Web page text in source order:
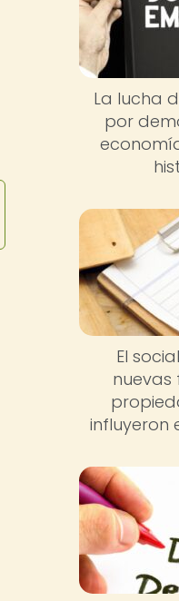
La lucha
por
El
nuevas
influyeron